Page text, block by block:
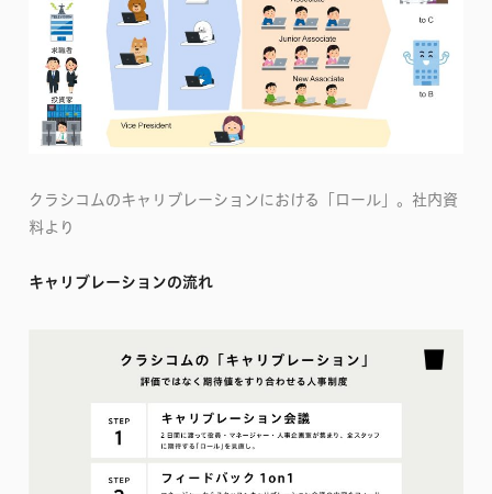
クラシコムのキャリブレーションにおける「ロール」。社内資
料より
キャリブレーションの流れ